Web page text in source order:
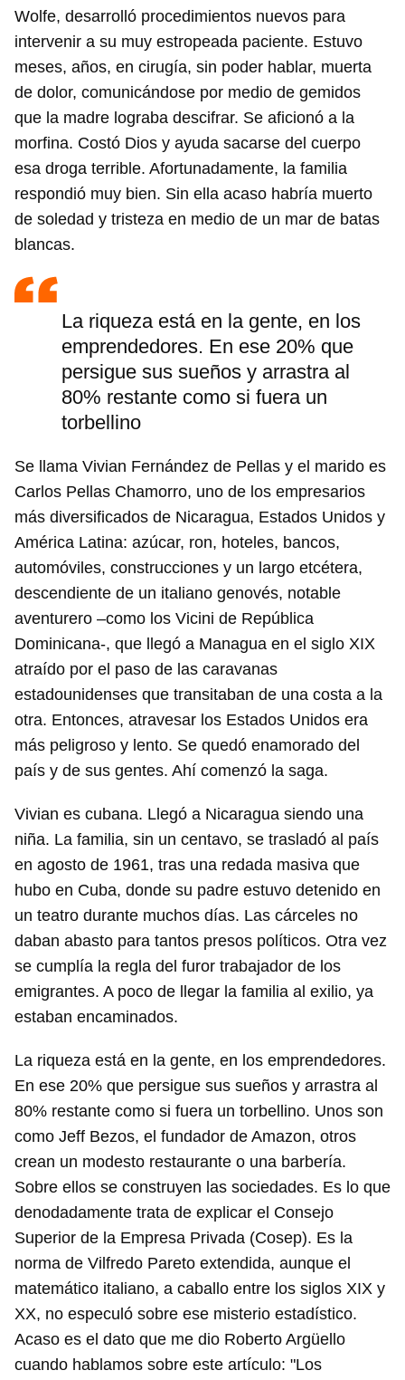
Para poder guardar como favorito, primero has de
iniciar sesión con tu cuenta de 14ymedio.
INICIAR SESIÓN CANCELAR
Wolfe, desarrolló procedimientos nuevos para
intervenir a su muy estropeada paciente. Estuvo
meses, años, en cirugía, sin poder hablar, muerta
de dolor, comunicándose por medio de gemidos
que la madre lograba descifrar. Se aficionó a la
morfina. Costó Dios y ayuda sacarse del cuerpo
esa droga terrible. Afortunadamente, la familia
respondió muy bien. Sin ella acaso habría muerto
de soledad y tristeza en medio de un mar de batas
blancas.
La riqueza está en la gente, en los
emprendedores. En ese 20% que
persigue sus sueños y arrastra al
80% restante como si fuera un
torbellino
Se llama Vivian Fernández de Pellas y el marido es
Carlos Pellas Chamorro, uno de los empresarios
más diversificados de Nicaragua, Estados Unidos y
América Latina: azúcar, ron, hoteles, bancos,
automóviles, construcciones y un largo etcétera,
descendiente de un italiano genovés, notable
aventurero –como los Vicini de República
Dominicana-, que llegó a Managua en el siglo XIX
atraído por el paso de las caravanas
estadounidenses que transitaban de una costa a la
otra. Entonces, atravesar los Estados Unidos era
más peligroso y lento. Se quedó enamorado del
país y de sus gentes. Ahí comenzó la saga.
Vivian es cubana. Llegó a Nicaragua siendo una
niña. La familia, sin un centavo, se trasladó al país
en agosto de 1961, tras una redada masiva que
hubo en Cuba, donde su padre estuvo detenido en
un teatro durante muchos días. Las cárceles no
daban abasto para tantos presos políticos. Otra vez
se cumplía la regla del furor trabajador de los
emigrantes. A poco de llegar la familia al exilio, ya
estaban encaminados.
La riqueza está en la gente, en los emprendedores.
En ese 20% que persigue sus sueños y arrastra al
80% restante como si fuera un torbellino. Unos son
como Jeff Bezos, el fundador de Amazon, otros
crean un modesto restaurante o una barbería.
Sobre ellos se construyen las sociedades. Es lo que
denodadamente trata de explicar el Consejo
Superior de la Empresa Privada (Cosep). Es la
norma de Vilfredo Pareto extendida, aunque el
matemático italiano, a caballo entre los siglos XIX y
XX, no especuló sobre ese misterio estadístico.
Acaso es el dato que me dio Roberto Argüello
cuando hablamos sobre este artículo: "Los